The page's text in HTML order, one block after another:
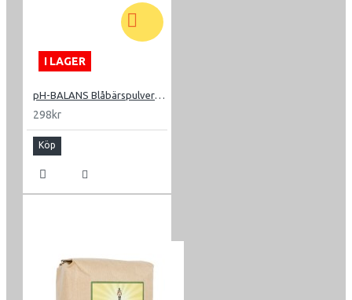
I LAGER
pH-BALANS Blåbärspulver 500g
298kr
Köp